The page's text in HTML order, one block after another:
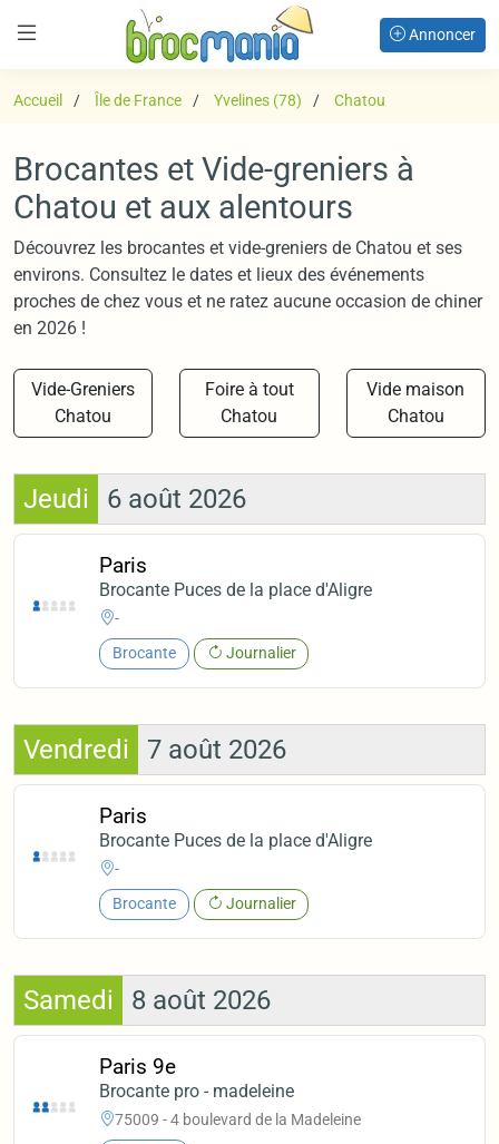
Annoncer
Accueil Île de France Yvelines (78) Chatou
Brocantes et Vide-greniers à
Chatou et aux alentours
Découvrez les brocantes et vide-greniers de Chatou et ses
environs. Consultez le dates et lieux des événements
proches de chez vous et ne ratez aucune occasion de chiner
en 2026 !
Vide-Greniers
Chatou
Foire à tout
Chatou
Vide maison
Chatou
Jeudi 6 août 2026
Paris
Brocante Puces de la place d'Aligre
-
Brocante Journalier
Vendredi 7 août 2026
Paris
Brocante Puces de la place d'Aligre
-
Brocante Journalier
Samedi 8 août 2026
Paris 9e
Brocante pro - madeleine
75009 - 4 boulevard de la Madeleine